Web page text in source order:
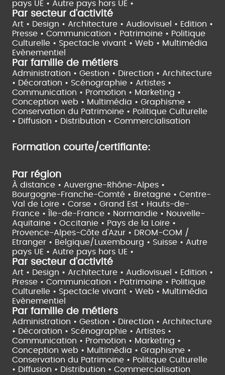
pays UE • Autre pays hors UE •
Par secteur d'activité
Art • Design • Architecture • Audiovisuel • Edition •
Presse • Communication • Patrimoine • Politique
Culturelle • Spectacle vivant • Web • Multimédia
Evènementiel
Par famille de métiers
Administration • Gestion • Direction • Architecture
• Décoration • Scénographie • Artistes •
Communication • Promotion • Marketing •
Conception web • Multimédia • Graphisme •
Conservation du Patrimoine • Politique Culturelle
• Diffusion • Distribution • Commercialisation
Formation courte/certifiante:
Par région
À distance • Auvergne-Rhône-Alpes •
Bourgogne-Franche-Comté • Bretagne • Centre-
Val de Loire • Corse • Grand Est • Hauts-de-
France •
Île-de-France • Normandie • Nouvelle-
Aquitaine • Occitanie • Pays de la Loire •
Provence-Alpes-Côte d'Azur • DROM-COM /
Etranger • Belgique/Luxembourg • Suisse • Autre
pays UE • Autre pays hors UE •
Par secteur d'activité
Art • Design • Architecture • Audiovisuel • Edition •
Presse • Communication • Patrimoine • Politique
Culturelle • Spectacle vivant • Web • Multimédia
Evènementiel
Par famille de métiers
Administration • Gestion • Direction • Architecture
• Décoration • Scénographie • Artistes •
Communication • Promotion • Marketing •
Conception web • Multimédia • Graphisme •
Conservation du Patrimoine • Politique Culturelle
• Diffusion • Distribution • Commercialisation